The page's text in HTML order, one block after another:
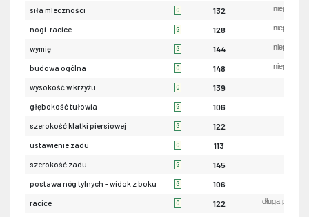
siła mleczności G 132
nogi-racice G 128
wymię G 144
budowa ogólna G 148
wysokość w krzyżu G 139
głębokość tułowia G 106
szerokość klatki piersiowej G 122
ustawienie zadu G 113
szerokość zadu G 145
postawa nóg tylnych – widok z boku G 106
racice G 122 długa